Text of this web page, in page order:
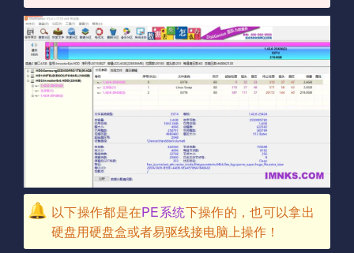
以下操作都是在PE系统下操作的，也可以拿出
硬盘用硬盘盒或者易驱线接电脑上操作！